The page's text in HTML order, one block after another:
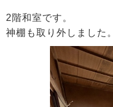
2階和室です。
神棚も取り外しました。